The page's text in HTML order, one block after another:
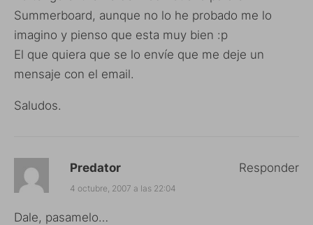
Summerboard, aunque no lo he probado me lo
imagino y pienso que esta muy bien :p
El que quiera que se lo envíe que me deje un
mensaje con el email.
Saludos.
Predator
4 octubre, 2007 a las 22:04
Dale, pasamelo…
Responder